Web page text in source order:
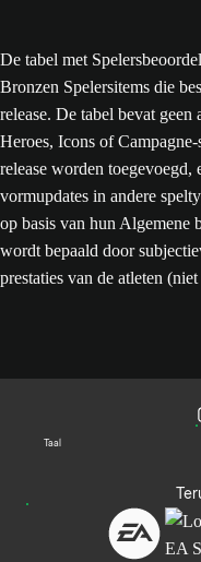
De tabel met
Bronzen Spelersitems die
release. De tabel bevat geen
Heroes, Icons of
release worden
vormupdates in andere
op basis van hun Algemene
wordt bepaald door
prestaties van de atleten
Taal